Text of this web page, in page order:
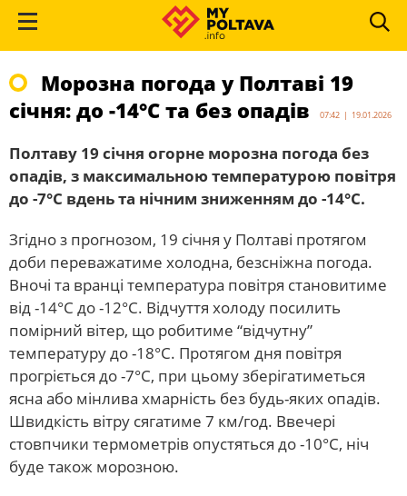
Морозна погода у Полтаві 19
січня: до -14°С та без опадів
07:42 | 19.01.2026
Полтаву 19 січня огорне морозна погода без
опадів, з максимальною температурою повітря
до -7°С вдень та нічним зниженням до -14°С.
Згідно з прогнозом, 19 січня у Полтаві протягом
доби переважатиме холодна, безсніжна погода.
Вночі та вранці температура повітря становитиме
від -14°С до -12°С. Відчуття холоду посилить
помірний вітер, що робитиме “відчутну”
температуру до -18°С. Протягом дня повітря
прогріється до -7°С, при цьому зберігатиметься
ясна або мінлива хмарність без будь-яких опадів.
Швидкість вітру сягатиме 7 км/год. Ввечері
стовпчики термометрів опустяться до -10°С, ніч
буде також морозною.